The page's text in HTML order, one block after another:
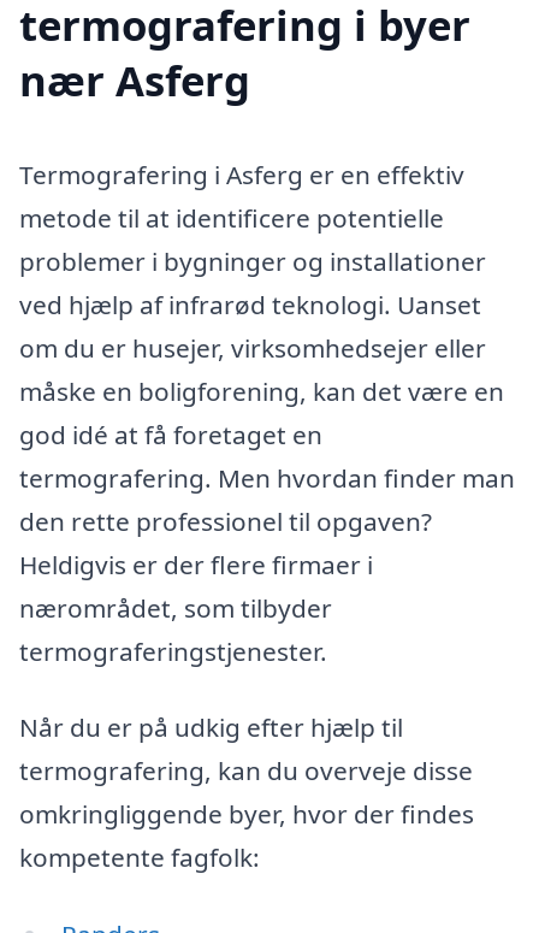
termografering i byer
nær Asferg
Termografering i Asferg er en effektiv
metode til at identificere potentielle
problemer i bygninger og installationer
ved hjælp af infrarød teknologi. Uanset
om du er husejer, virksomhedsejer eller
måske en boligforening, kan det være en
god idé at få foretaget en
termografering. Men hvordan finder man
den rette professionel til opgaven?
Heldigvis er der flere firmaer i
nærområdet, som tilbyder
termograferingstjenester.
Når du er på udkig efter hjælp til
termografering, kan du overveje disse
omkringliggende byer, hvor der findes
kompetente fagfolk: